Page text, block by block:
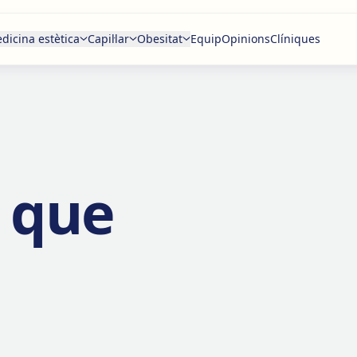
estètica Capil·lar Obesitat EquipOpinionsClíniques